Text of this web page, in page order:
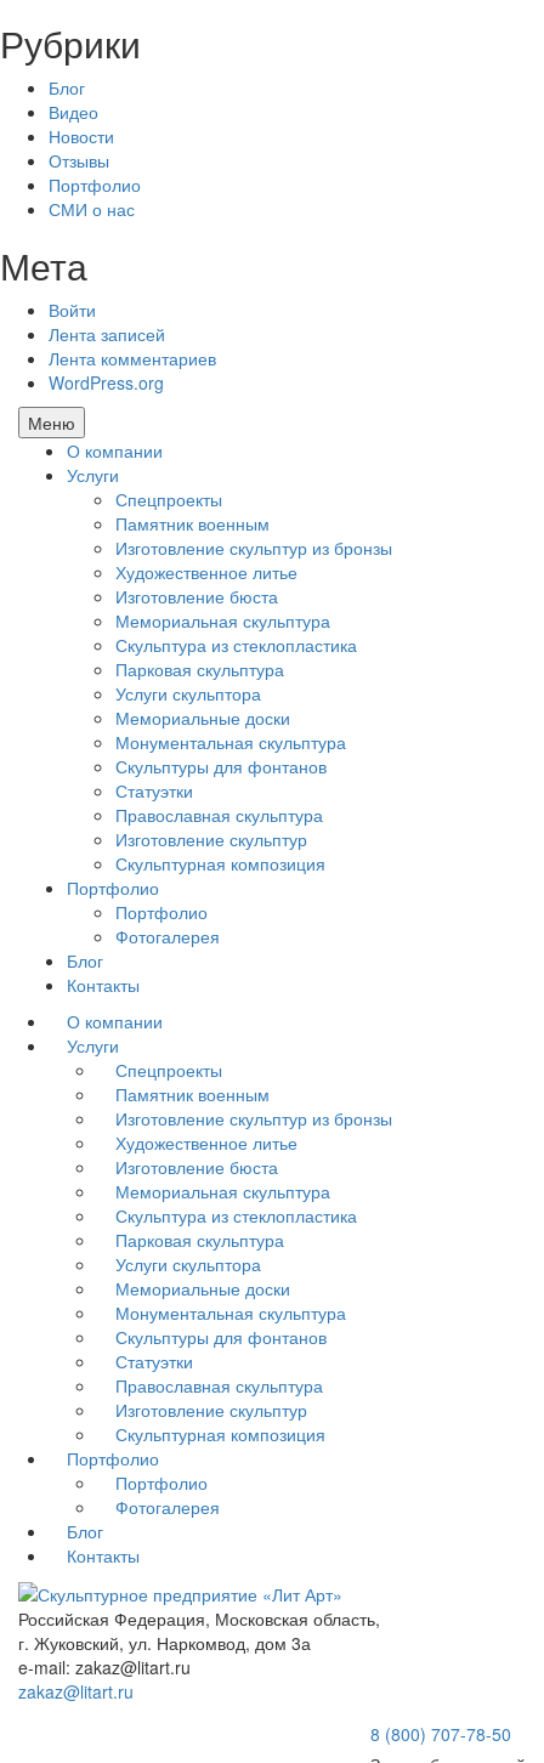
Рубрики
Блог
Видео
Новости
Отзывы
Портфолио
СМИ о нас
Мета
Войти
Лента записей
Лента комментариев
WordPress.org
Меню
О компании
Услуги
Спецпроекты
Памятник военным
Изготовление скульптур из бронзы
Художественное литье
Изготовление бюста
Мемориальная скульптура
Скульптура из стеклопластика
Парковая скульптура
Услуги скульптора
Мемориальные доски
Монументальная скульптура
Скульптуры для фонтанов
Статуэтки
Православная скульптура
Изготовление скульптур
Скульптурная композиция
Портфолио
Портфолио
Фотогалерея
Блог
Контакты
О компании
Услуги
Спецпроекты
Памятник военным
Изготовление скульптур из бронзы
Художественное литье
Изготовление бюста
Мемориальная скульптура
Скульптура из стеклопластика
Парковая скульптура
Услуги скульптора
Мемориальные доски
Монументальная скульптура
Скульптуры для фонтанов
Статуэтки
Православная скульптура
Изготовление скульптур
Скульптурная композиция
Портфолио
Портфолио
Фотогалерея
Блог
Контакты
Российская Федерация, Московская область,
г. Жуковский, ул. Наркомвод, дом 3а
e-mail: zakaz@litart.ru
zakaz@litart.ru
8 (800) 707-78-50